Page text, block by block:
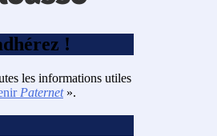
!
les informations utiles
Paternet».